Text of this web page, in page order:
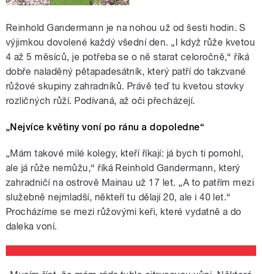
Reinhold Gandermann je na nohou už od šesti hodin. S
výjimkou dovolené každý všední den. „I když růže kvetou
4 až 5 měsíců, je potřeba se o ně starat celoročně,“ říká
dobře naladěný pětapadesátník, který patří do takzvané
růžové skupiny zahradníků. Právě teď tu kvetou stovky
rozličných růží. Podívaná, až oči přecházejí.
„Nejvíce květiny voní po ránu a dopoledne“
„Mám takové milé kolegy, kteří říkají: já bych ti pomohl,
ale já růže nemůžu,“ říká Reinhold Gandermann, který
zahradničí na ostrově Mainau už 17 let. „A to patřím mezi
služebně nejmladší, někteří tu dělají 20, ale i 40 let.“
Procházíme se mezi růžovými keři, které vydatně a do
daleka voní.